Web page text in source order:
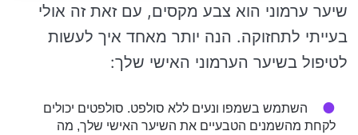
שיער ערמוני הוא צבע מקסים, עם זאת זה אולי
בעייתי לתחזוקה. הנה יותר מאחד איך לעשות
לטיפול בשיער הערמוני האישי שלך:
השתמש בשמפו ונעים ללא סולפט. סולפטים יכולים
לקחת מהשמנים הטבעיים את השיער האישי שלך, מה